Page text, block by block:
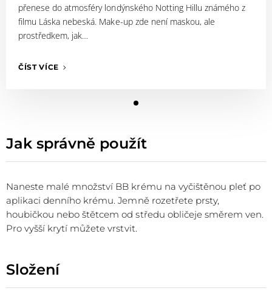
přenese do atmosféry londýnského Notting Hillu známého z
filmu Láska nebeská. Make-up zde není maskou, ale
prostředkem, jak…
ČÍST VÍCE
Jak správně použít
Naneste malé množství BB krému na vyčištěnou pleť po
aplikaci denního krému. Jemně rozetřete prsty,
houbičkou nebo štětcem od středu obličeje směrem ven.
Pro vyšší krytí můžete vrstvit.
Složení